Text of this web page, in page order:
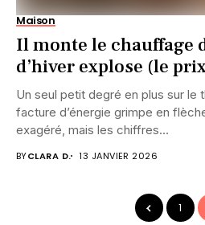
Maison
Il monte le chauffage
d’hiver explose (le
Un seul petit degré en plus sur le
facture d’énergie grimpe en
exagéré, mais les chiffres...
BYCLARA D. 13 JANVIER 2026
1